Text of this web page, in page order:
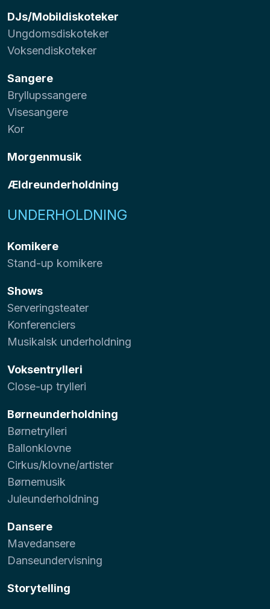
DJs/Mobildiskoteker
Ungdomsdiskoteker
Voksendiskoteker
Sangere
Bryllupssangere
Visesangere
Kor
Morgenmusik
Ældreunderholdning
UNDERHOLDNING
Komikere
Stand-up komikere
Shows
Serveringsteater
Konferenciers
Musikalsk underholdning
Voksentrylleri
Close-up trylleri
Børneunderholdning
Børnetrylleri
Ballonklovne
Cirkus/klovne/artister
Børnemusik
Juleunderholdning
Dansere
Mavedansere
Danseundervisning
Storytelling